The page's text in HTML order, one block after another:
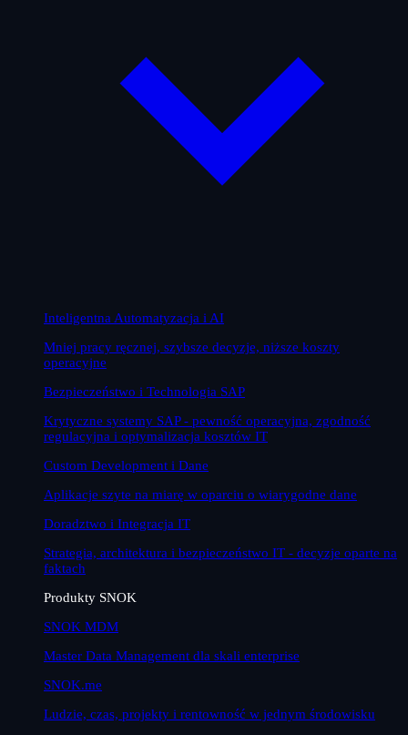
Inteligentna Automatyzacja i AI
Mniej pracy ręcznej, szybsze decyzje, niższe koszty
operacyjne
Bezpieczeństwo i Technologia SAP
Krytyczne systemy SAP - pewność operacyjna, zgodność
regulacyjna i optymalizacja kosztów IT
Custom Development i Dane
Aplikacje szyte na miarę w oparciu o wiarygodne dane
Doradztwo i Integracja IT
Strategia, architektura i bezpieczeństwo IT - decyzje oparte na
faktach
Produkty SNOK
SNOK MDM
Master Data Management dla skali enterprise
SNOK.me
Ludzie, czas, projekty i rentowność w jednym środowisku